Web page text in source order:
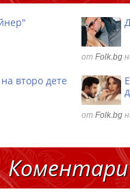
от Folk.bg
второ дете
от Folk.bg
Коментари